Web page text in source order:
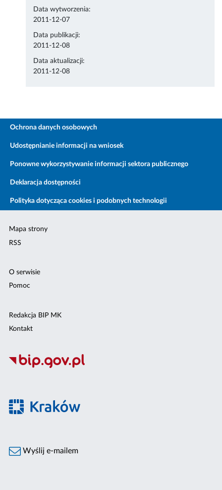
Data wytworzenia:
2011-12-07
Data publikacji:
2011-12-08
Data aktualizacji:
2011-12-08
Ochrona danych osobowych
Udostępnianie informacji na wniosek
Ponowne wykorzystywanie informacji sektora publicznego
Deklaracja dostępności
Polityka dotycząca cookies i podobnych technologii
Mapa strony
RSS
O serwisie
Pomoc
Redakcja BIP MK
Kontakt
Wyślij e-mailem